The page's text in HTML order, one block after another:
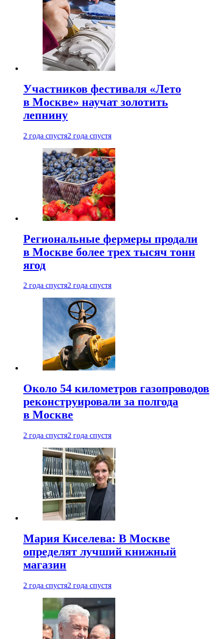
Участников фестиваля «Лето
в Москве» научат золотить
лепнину
2 года спустя2 года спустя
Региональные фермеры продали
в Москве более трех тысяч тонн
ягод
2 года спустя2 года спустя
Около 54 километров газопроводов
реконструировали за полгода
в Москве
2 года спустя2 года спустя
Мария Киселева: В Москве
определят лучший книжный
магазин
2 года спустя2 года спустя